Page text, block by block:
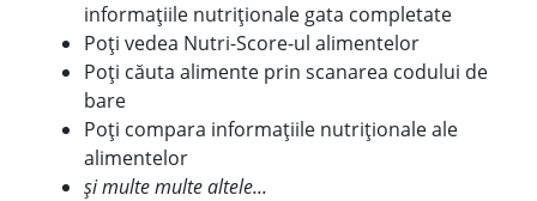
informațiile nutriționale gata completate
Poți vedea Nutri-Score-ul alimentelor
Poți căuta alimente prin scanarea codului de
bare
Poți compara informațiile nutriționale ale
alimentelor
și multe multe altele...